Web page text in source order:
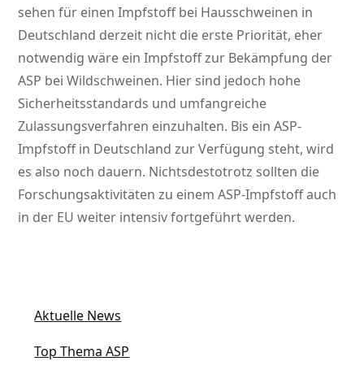
sehen für einen Impfstoff bei Hausschweinen in
Deutschland derzeit nicht die erste Priorität, eher
notwendig wäre ein Impfstoff zur Bekämpfung der
ASP bei Wildschweinen. Hier sind jedoch hohe
Sicherheitsstandards und umfangreiche
Zulassungsverfahren einzuhalten. Bis ein ASP-
Impfstoff in Deutschland zur Verfügung steht, wird
es also noch dauern. Nichtsdestotrotz sollten die
Forschungsaktivitäten zu einem ASP-Impfstoff auch
in der EU weiter intensiv fortgeführt werden.
Aktuelle News
Top Thema ASP